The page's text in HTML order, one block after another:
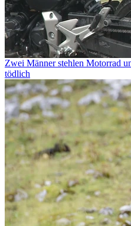
Zwei Männer stehlen Motorrad
tödlich